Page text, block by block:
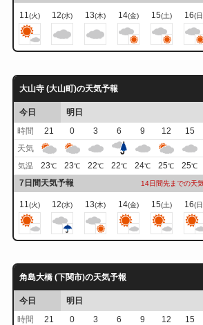
11(火) 12(水) 13(木) 14(金) 15(土) 16(
大山寺 (大山町)の天気予報
今日 明日
時間
21 0 3 6 9 12 15
天気
気温 23℃ 23℃ 22℃ 22℃ 24℃ 25℃ 25℃
7日間天気予報 14日間先までの天
11(火) 12(水) 13(木) 14(金) 15(土) 16(
角島大橋 (下関市)の天気予報
今日 明日
時間
21 0 3 6 9 12 15